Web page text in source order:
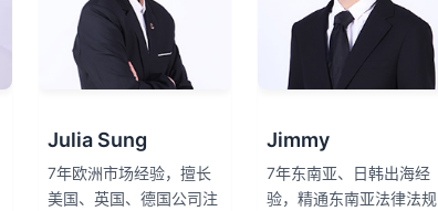
Julia Sung
7年欧洲市场经验，擅长
美国、英国、德国公司注
Jimmy
7年东南亚、日韩出海经
验，精通东南亚法律法规